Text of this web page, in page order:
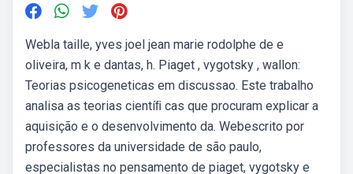
Webla taille, yves joel jean marie rodolphe de e
oliveira, m k e dantas, h. Piaget , vygotsky , wallon:
Teorias psicogeneticas em discussao. Este trabalho
analisa as teorias cientíﬁ cas que procuram explicar a
aquisição e o desenvolvimento da. Webescrito por
professores da universidade de são paulo,
especialistas no pensamento de piaget, vygotsky e